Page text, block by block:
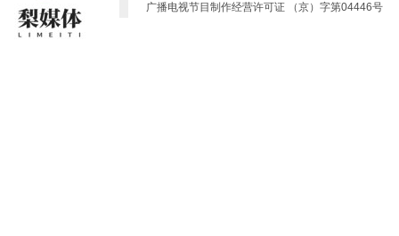
广播电视节目制作经营许可证 （京）字第04446